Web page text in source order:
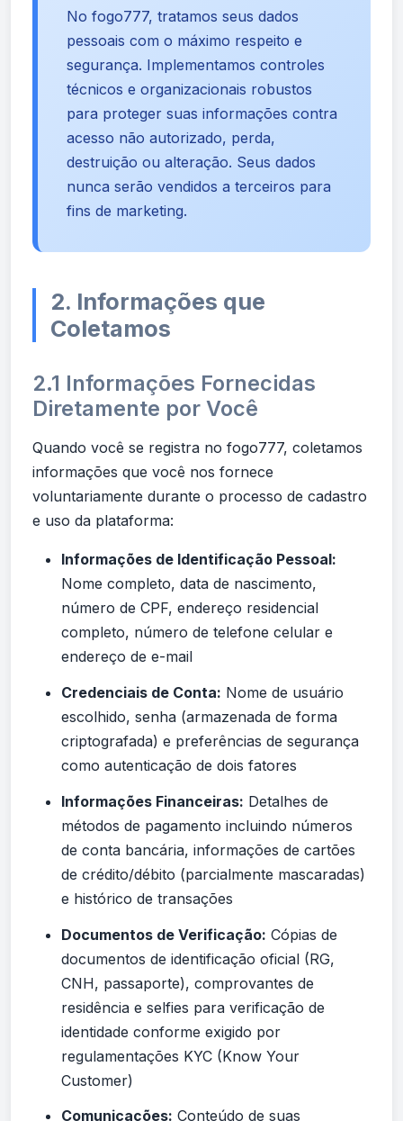
No fogo777, tratamos seus dados
pessoais com o máximo respeito e
segurança. Implementamos controles
técnicos e organizacionais robustos
para proteger suas informações contra
acesso não autorizado, perda,
destruição ou alteração. Seus dados
nunca serão vendidos a terceiros para
fins de marketing.
2. Informações que
Coletamos
2.1 Informações Fornecidas
Diretamente por Você
Quando você se registra no fogo777, coletamos
informações que você nos fornece
voluntariamente durante o processo de cadastro
e uso da plataforma:
Informações de Identificação Pessoal:
Nome completo, data de nascimento,
número de CPF, endereço residencial
completo, número de telefone celular e
endereço de e-mail
Credenciais de Conta: Nome de usuário
escolhido, senha (armazenada de forma
criptografada) e preferências de segurança
como autenticação de dois fatores
Informações Financeiras: Detalhes de
métodos de pagamento incluindo números
de conta bancária, informações de cartões
de crédito/débito (parcialmente mascaradas)
e histórico de transações
Documentos de Verificação: Cópias de
documentos de identificação oficial (RG,
CNH, passaporte), comprovantes de
residência e selfies para verificação de
identidade conforme exigido por
regulamentações KYC (Know Your
Customer)
Comunicações: Conteúdo de suas